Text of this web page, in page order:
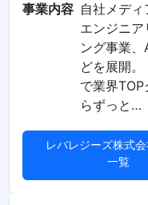
事業内容 自社メデ
エンジニ
ング事業
どを展開
で業界
らずっと…
レバレジーズ株式
一覧